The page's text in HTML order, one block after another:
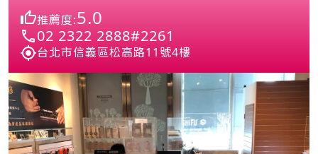
推薦度:5.0
02 2322 2888#2261
台北市信義區松高路11號4樓